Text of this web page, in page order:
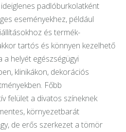
padlóburkolatként
eseményekhez, például
és termék-
tartós és könnyen kezelhető
a helyét egészségügyi
klinikákon, dekorációs
Főbb
felület a divatos színeknek
környezetbarát
de erős szerkezet a tömör